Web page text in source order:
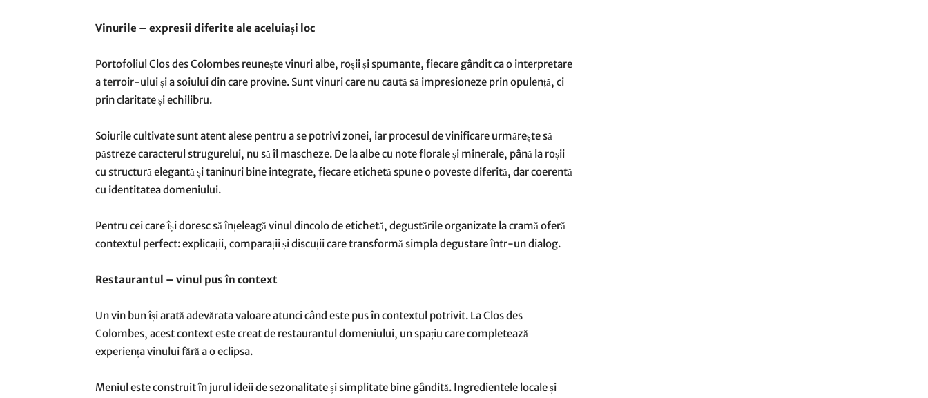
Vinurile – expresii diferite ale aceluiași loc
Portofoliul Clos des Colombes reunește vinuri albe, roșii și spumante, fiecare gândit ca o interpretare
a terroir-ului și a soiului din care provine. Sunt vinuri care nu caută să impresioneze prin opulență, ci
prin claritate și echilibru.
Soiurile cultivate sunt atent alese pentru a se potrivi zonei, iar procesul de vinificare urmărește să
păstreze caracterul strugurelui, nu să îl mascheze. De la albe cu note florale și minerale, până la roșii
cu structură elegantă și taninuri bine integrate, fiecare etichetă spune o poveste diferită, dar coerentă
cu identitatea domeniului.
Pentru cei care își doresc să înțeleagă vinul dincolo de etichetă, degustările organizate la cramă oferă
contextul perfect: explicații, comparații și discuții care transformă simpla degustare într-un dialog.
Restaurantul – vinul pus în context
Un vin bun își arată adevărata valoare atunci când este pus în contextul potrivit. La Clos des
Colombes, acest context este creat de restaurantul domeniului, un spațiu care completează
experiența vinului fără a o eclipsa.
Meniul este construit în jurul ideii de sezonalitate și simplitate bine gândită. Ingredientele locale și